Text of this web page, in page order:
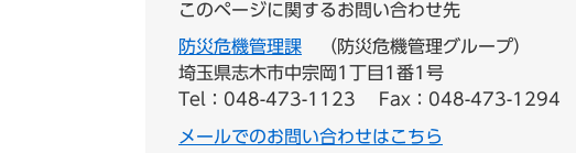
このページに関するお問い合わせ先
防災危機管理課
防災危機管理グループ
埼玉県志木市中宗岡1丁目1番1号
Tel：048-473-1123
Fax：048-473-1294
メールでのお問い合わせはこちら